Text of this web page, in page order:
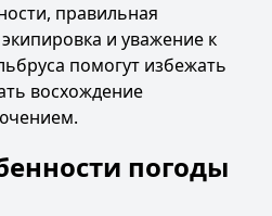
правильная
и уважение к
помогут избежать
восхождение
погоды